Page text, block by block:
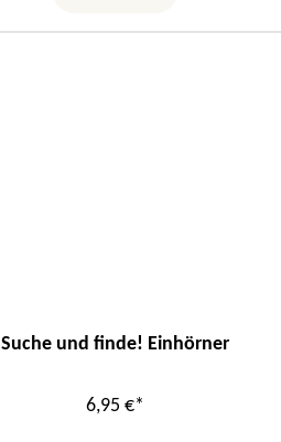
Suche und finde! Einhörner
6,95 €*